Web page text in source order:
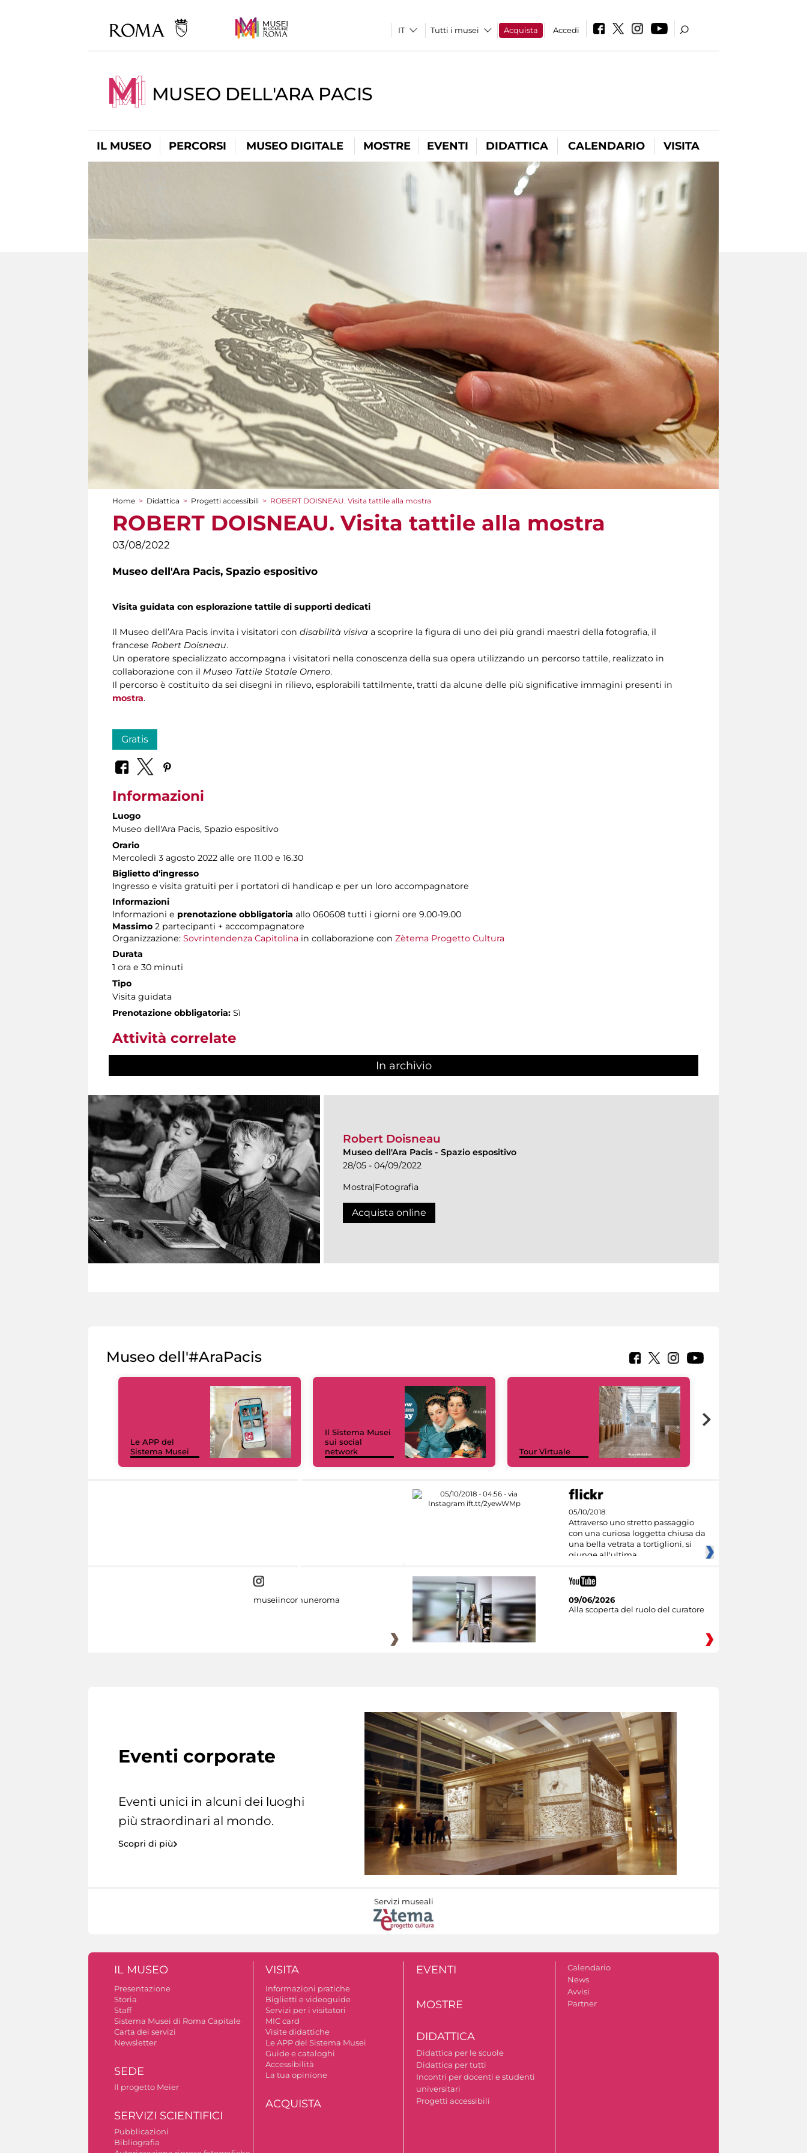
Tutti i musei Acquista Accedi
MUSEO DELL'ARA PACIS
IL MUSEO PERCORSI MUSEO DIGITALE MOSTRE EVENTI DIDATTICA CALENDARIO VISITA
Tu sei qui
Home > Didattica > Progetti accessibili > ROBERT DOISNEAU. Visita tattile alla mostra
ROBERT DOISNEAU. Visita tattile alla mostra
03/08/2022
Museo dell'Ara Pacis, Spazio espositivo
Visita guidata con esplorazione tattile di supporti dedicati
Il Museo dell’Ara Pacis invita i visitatori con disabilità visiva a scoprire la figura di uno dei più grandi maestri della fotografia, il
francese Robert Doisneau.
Un operatore specializzato accompagna i visitatori nella conoscenza della sua opera utilizzando un percorso tattile, realizzato in
collaborazione con il Museo Tattile Statale Omero.
Il percorso è costituito da sei disegni in rilievo, esplorabili tattilmente, tratti da alcune delle più significative immagini presenti in
mostra.
Gratis
Informazioni
Luogo
Museo dell'Ara Pacis, Spazio espositivo
Orario
Mercoledì 3 agosto 2022 alle ore 11.00 e 16.30
Biglietto d'ingresso
Ingresso e visita gratuiti per i portatori di handicap e per un loro accompagnatore
Informazioni
Informazioni e prenotazione obbligatoria allo 060608 tutti i giorni ore 9.00-19.00
Massimo 2 partecipanti + acccompagnatore
Organizzazione: Sovrintendenza Capitolina in collaborazione con Zètema Progetto Cultura
Durata
1 ora e 30 minuti
Tipo
Visita guidata
Prenotazione obbligatoria: Sì
Attività correlate
In archivio
Robert Doisneau
Museo dell'Ara Pacis - Spazio espositivo
28/05 - 04/09/2022
Mostra|Fotografia
Acquista online
Museo dell'#AraPacis
Le APP del
Sistema Musei
Il Sistema Musei
sui social
network
Tour Virtuale
05/10/2018
Attraverso uno stretto passaggio
con una curiosa loggetta chiusa da
una bella vetrata a tortiglioni, si
giunge all'ultima
museiincomuneroma
09/06/2026
Alla scoperta del ruolo del curatore
Eventi corporate
Eventi unici in alcuni dei luoghi
più straordinari al mondo.
Scopri di più
Servizi museali
IL MUSEO
Presentazione
Storia
Staff
Sistema Musei di Roma Capitale
Carta dei servizi
Newsletter
SEDE
Il progetto Meier
SERVIZI SCIENTIFICI
Pubblicazioni
Bibliografia
VISITA
Informazioni pratiche
Biglietti e videoguide
Servizi per i visitatori
MIC card
Visite didattiche
Le APP del Sistema Musei
Guide e cataloghi
Accessibilità
La tua opinione
ACQUISTA
EVENTI
MOSTRE
DIDATTICA
Didattica per le scuole
Didattica per tutti
Incontri per docenti e studenti
universitari
Progetti accessibili
Calendario
News
Avvisi
Partner